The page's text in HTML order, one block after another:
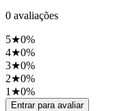
0 avaliações
5★0%
4★0%
3★0%
2★0%
1 ★0%
Entrar para avaliar